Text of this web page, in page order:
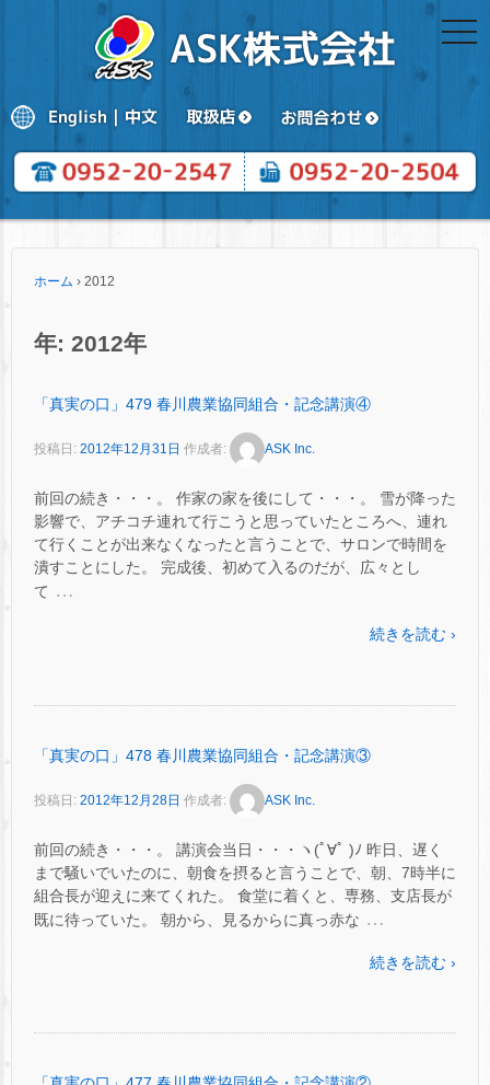
ホーム › 2012
年: 2012年
「真実の口」479 春川農業協同組合・記念講演④
投稿日: 2012年12月31日 作成者: ASK Inc.
前回の続き・・・。 作家の家を後にして・・・。 雪が降った
影響で、アチコチ連れて行こうと思っていたところへ、連れ
て行くことが出来なくなったと言うことで、サロンで時間を
潰すことにした。 完成後、初めて入るのだが、広々とし
て …
続きを読む ›
「真実の口」478 春川農業協同組合・記念講演③
投稿日: 2012年12月28日 作成者: ASK Inc.
前回の続き・・・。 講演会当日・・・ヽ(ﾟ∀ﾟ )ﾉ 昨日、遅く
まで騒いでいたのに、朝食を摂ると言うことで、朝、7時半に
組合長が迎えに来てくれた。 食堂に着くと、専務、支店長が
既に待っていた。 朝から、見るからに真っ赤な …
続きを読む ›